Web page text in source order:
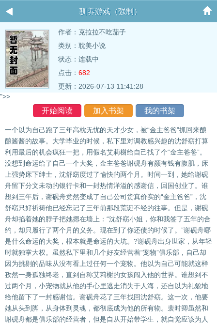
驯养游戏（强制）
作者： 克拉拉不吃茄子
类别：耽美小说
状态：连载中
点击： 682
更新：2026-07-13 11:41:28
">>
开始阅读 加入书架 我的书架
一个以为自己跑了三年高枕无忧的天才少女，被“金主爸爸”抓回来酿
酿酱酱的故事。大学毕业的时候，私下里对调教感兴趣的沈舒窈打算
利用最后的机会疯狂一把，用假名艾莉榭给自己找了个“金主爸爸”。
没想到命运给了自己一个大奖，金主爸爸谢砚舟有颜有钱有腹肌，床
上强势床下绅士，沈舒窈度过了愉快的两个月。时间一到，她给谢砚
舟留下分文未动的银行卡和一封热情洋溢的感谢信，回国创业了。谁
想到三年后，谢砚舟竟然变成了自己公司货真价实的“金主爸爸”，沈
舒窈只好祈祷他已经忘记了三年前那段荒诞不经的往事。但是，谢砚
舟却掐着她的脖子把她摁在墙上：“沈舒窈小姐，你和我签了五年的合
约，却只履行了两个月的义务。现在到了你还债的时候了。”谢砚舟哪
是什么命运的大奖，根本就是命运的大坑。?谢砚舟出身世家，从年轻
时就独掌大权。虽然私下里和几个好友经营着“宠物”俱乐部，自己却
因为挑剔的品味从没有看上过任何一个宠物。他以为自己可能就这样
孜然一身孤独终老，直到自称艾莉榭的女孩闯入他的世界。谁想到不
过两个月，小宠物就从他的手心里逃走消失于人海，还自以为礼貌地
给他留下了一封感谢信。谢砚舟花了三年找回沈舒窈。这一次，他要
她从头到脚，从身体到灵魂，都彻底成为他的所有物。裴时卿虽然和
谢砚舟都是俱乐部的经营者，但是自从开始带学生，就自觉应该为人